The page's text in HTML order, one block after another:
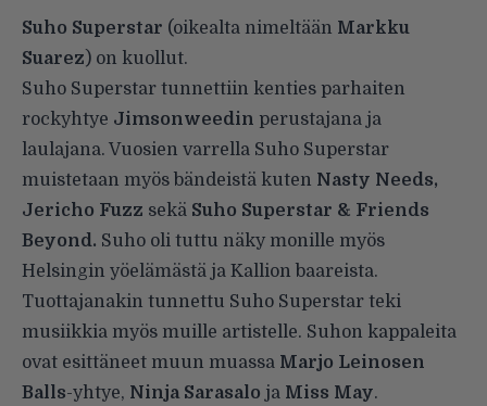
Suho Superstar (oikealta nimeltään Markku
Suarez) on kuollut.
Suho Superstar tunnettiin kenties parhaiten
rockyhtye Jimsonweedin perustajana ja
laulajana. Vuosien varrella Suho Superstar
muistetaan myös bändeistä kuten Nasty Needs,
Jericho Fuzz sekä Suho Superstar & Friends
Beyond. Suho oli tuttu näky monille myös
Helsingin yöelämästä ja Kallion baareista.
Tuottajanakin tunnettu Suho Superstar teki
musiikkia myös muille artistelle. Suhon kappaleita
ovat esittäneet muun muassa Marjo Leinosen
Balls-yhtye, Ninja Sarasalo ja Miss May.